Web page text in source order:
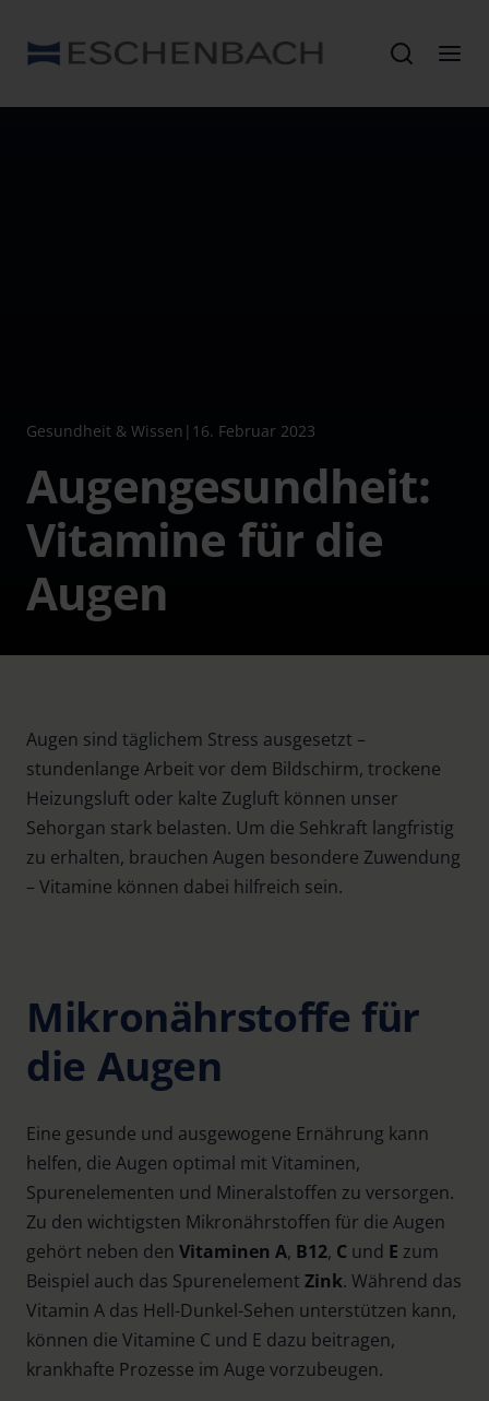
Gesundheit & Wissen | 16. Februar 2023
Augengesundheit:
Vitamine für die
Augen
Augen sind täglichem Stress ausgesetzt –
stundenlange Arbeit vor dem Bildschirm, trockene
Heizungsluft oder kalte Zugluft können unser
Sehorgan stark belasten. Um die Sehkraft langfristig
zu erhalten, brauchen Augen besondere Zuwendung
– Vitamine können dabei hilfreich sein.
Mikronährstoffe für
die Augen
Eine gesunde und ausgewogene Ernährung kann
helfen, die Augen optimal mit Vitaminen,
Spurenelementen und Mineralstoffen zu versorgen.
Zu den wichtigsten Mikronährstoffen für die Augen
gehört neben den Vitaminen A, B12, C und E zum
Beispiel auch das Spurenelement Zink. Während das
Vitamin A das Hell-Dunkel-Sehen unterstützen kann,
können die Vitamine C und E dazu beitragen,
krankhafte Prozesse im Auge vorzubeugen.